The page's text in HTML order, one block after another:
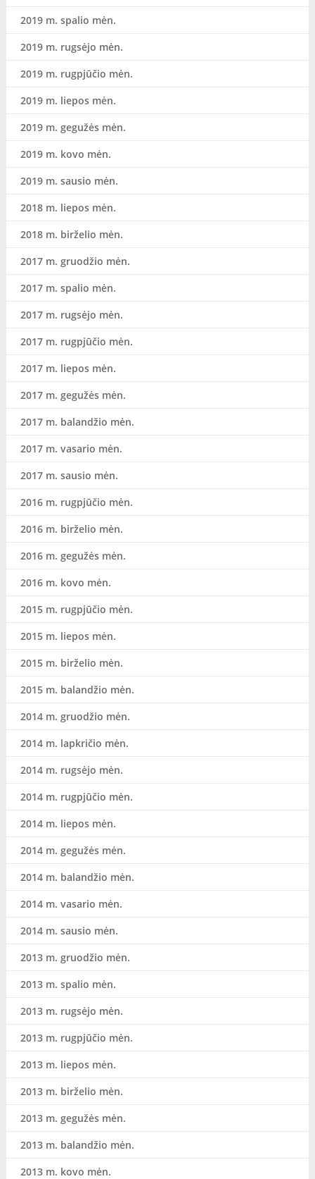
2019 m. spalio mėn.
2019 m. rugsėjo mėn.
2019 m. rugpjūčio mėn.
2019 m. liepos mėn.
2019 m. gegužės mėn.
2019 m. kovo mėn.
2019 m. sausio mėn.
2018 m. liepos mėn.
2018 m. birželio mėn.
2017 m. gruodžio mėn.
2017 m. spalio mėn.
2017 m. rugsėjo mėn.
2017 m. rugpjūčio mėn.
2017 m. liepos mėn.
2017 m. gegužės mėn.
2017 m. balandžio mėn.
2017 m. vasario mėn.
2017 m. sausio mėn.
2016 m. rugpjūčio mėn.
2016 m. birželio mėn.
2016 m. gegužės mėn.
2016 m. kovo mėn.
2015 m. rugpjūčio mėn.
2015 m. liepos mėn.
2015 m. birželio mėn.
2015 m. balandžio mėn.
2014 m. gruodžio mėn.
2014 m. lapkričio mėn.
2014 m. rugsėjo mėn.
2014 m. rugpjūčio mėn.
2014 m. liepos mėn.
2014 m. gegužės mėn.
2014 m. balandžio mėn.
2014 m. vasario mėn.
2014 m. sausio mėn.
2013 m. gruodžio mėn.
2013 m. spalio mėn.
2013 m. rugsėjo mėn.
2013 m. rugpjūčio mėn.
2013 m. liepos mėn.
2013 m. birželio mėn.
2013 m. gegužės mėn.
2013 m. balandžio mėn.
2013 m. kovo mėn.